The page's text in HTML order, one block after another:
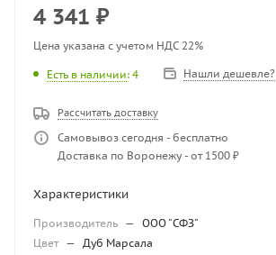
4 341 ₽
Цена указана с учетом НДС 22%
Есть в наличии: 4 Нашли дешевле?
Рассчитать доставку
Самовывоз сегодня - бесплатно
Доставка по Воронежу - от 1500 ₽
Характеристики
Производитель — ООО "СФЗ"
Цвет — Дуб Марсала